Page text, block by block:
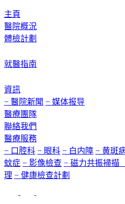
主頁
醫院概況
體檢計劃
就醫指南
資訊
− 醫院新聞 − 媒体报导
醫療團隊
聯絡我們
醫療服務
− 口腔科 − 眼科 − 白内障 − 黄斑
蚊症 − 影像檢查 − 磁力共振掃描
理 − 健康檢查計劃